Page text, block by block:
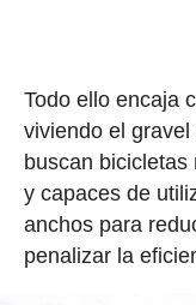
Todo ello encaja
viviendo el
buscan bicicletas
y capaces de
anchos para
penalizar la